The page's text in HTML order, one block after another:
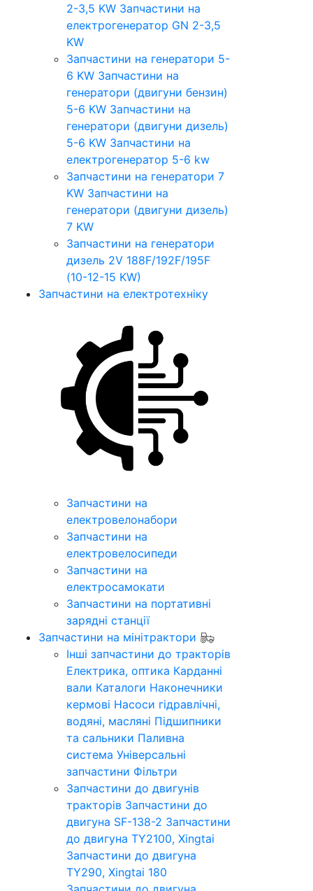
2-3,5 KW Запчастини на
електрогенератор GN 2-3,5
KW
Запчастини на генератори 5-
6 KW Запчастини на
генератори (двигуни бензин)
5-6 KW Запчастини на
генератори (двигуни дизель)
5-6 KW Запчастини на
електрогенератор 5-6 kw
Запчастини на генератори 7
KW Запчастини на
генератори (двигуни дизель)
7 KW
Запчастини на генератори
дизель 2V 188F/192F/195F
(10-12-15 KW)
Запчастини на електротехніку
Запчастини на
електровелонабори
Запчастини на
електровелосипеди
Запчастини на
електросамокати
Запчастини на портативні
зарядні станції
Запчастини на мінітрактори
Інші запчастини до тракторів
Електрика, оптика Карданні
вали Каталоги Наконечники
кермові Насоси гідравлічні,
водяні, масляні Підшипники
та сальники Паливна
система Універсальні
запчастини Фільтри
Запчастини до двигунів
тракторів Запчастини до
двигуна SF-138-2 Запчастини
до двигуна TY2100, Xingtai
Запчастини до двигуна
TY290, Xingtai 180